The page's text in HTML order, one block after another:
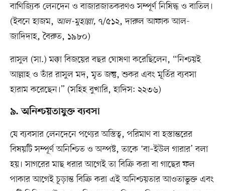
বাণিজ্যিক লেনদেন ও বাজারজাতকরণও সম্পূর্ণ নিষিদ্ধ ও বাতিল।
(ইবনে হাজম, আল-মুহাল্লা, ৭/৫১২, দারুল আফাক আল-
জাদিদাহ, বৈরুত, ১৯৮০)
রাসুল (সা.) মক্কা বিজয়ের বছর ঘোষণা করেছিলেন, “নিশ্চয়ই
আল্লাহ ও তাঁর রাসুল মদ, মৃত জন্তু, শুকর এবং মূর্তির ব্যবসা
হারাম করেছেন।” (সহিহ বুখারি, হাদিস: ২২৩৬)
৯. অনিশ্চয়তাযুক্ত ব্যবসা
যে ব্যবসার লেনদেনে পণ্যের অস্তিত্ব, পরিমাণ বা হস্তান্তরের
বিষয়টি সম্পূর্ণ অনিশ্চিত ও অস্পষ্ট, তাকে ‘বা–ইউল গারার’ বলা
হয়। সাগরের মাছ ধরার আগেই তা বিক্রি করা বা গাছের ফল
পাকার আগেই চূড়ান্ত বিক্রি করা এই অনিশ্চয়তার আওতাভুক্ত এবং